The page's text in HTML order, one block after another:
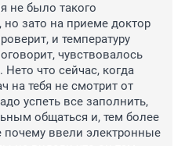
не было такого
но зато на приеме доктор
и температуру
чувствовалось
что сейчас, когда
на тебя не смотрит от
успеть все заполнить,
общаться и, тем более
почему ввели электронные